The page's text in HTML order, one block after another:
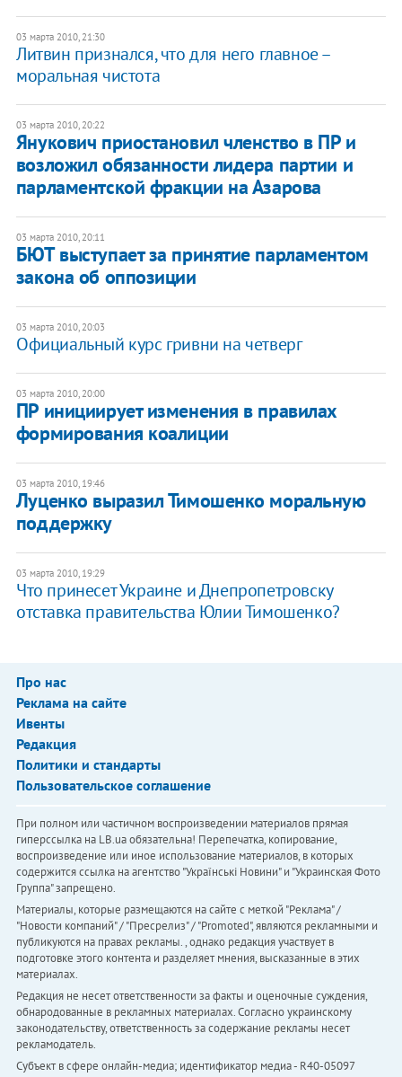
03 марта 2010, 21:30
Литвин признался, что для него главное –
моральная чистота
03 марта 2010, 20:22
Янукович приостановил членство в ПР и
возложил обязанности лидера партии и
парламентской фракции на Азарова
03 марта 2010, 20:11
БЮТ выступает за принятие парламентом
закона об оппозиции
03 марта 2010, 20:03
Официальный курс гривни на четверг
03 марта 2010, 20:00
ПР инициирует изменения в правилах
формирования коалиции
03 марта 2010, 19:46
Луценко выразил Тимошенко моральную
поддержку
03 марта 2010, 19:29
Что принесет Украине и Днепропетровску
отставка правительства Юлии Тимошенко?
Про нас
Реклама на сайте
Ивенты
Редакция
Политики и стандарты
Пользовательское соглашение
При полном или частичном воспроизведении материалов прямая
гиперссылка на LB.ua обязательна! Перепечатка, копирование,
воспроизведение или иное использование материалов, в которых
содержится ссылка на агентство "Українськi Новини" и "Украинская Фото
Группа" запрещено.
Материалы, которые размещаются на сайте с меткой "Реклама" /
"Новости компаний" / "Пресрелиз" / "Promoted", являются рекламными и
публикуются на правах рекламы. , однако редакция участвует в
подготовке этого контента и разделяет мнения, высказанные в этих
материалах.
Редакция не несет ответственности за факты и оценочные суждения,
обнародованные в рекламных материалах. Согласно украинскому
законодательству, ответственность за содержание рекламы несет
рекламодатель.
Субъект в сфере онлайн-медиа; идентификатор медиа - R40-05097